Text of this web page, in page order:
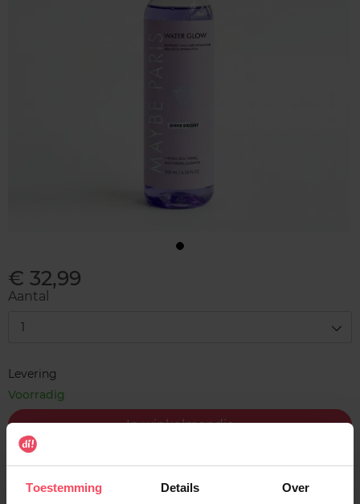
Toestemming Details Over
€ 32,99
Aantal
1
Levering
Voorradig
In winkelmandje
Gratis levering bij aankoop van min. 35€.
Gratis retour in je winkelpunt